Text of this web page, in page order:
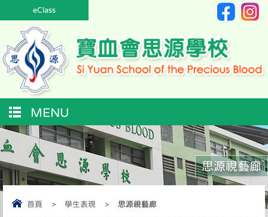
eClass
MENU
思源視藝廊
首頁 > 學生表現 > 思源視藝廊